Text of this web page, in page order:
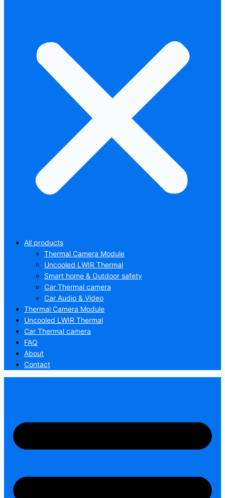
All products
Thermal Camera Module
Uncooled LWIR Thermal
Smart home & Outdoor safety
Car Thermal camera
Car Audio & Video
Thermal Camera Module
Uncooled LWIR Thermal
Car Thermal camera
FAQ
About
Contact